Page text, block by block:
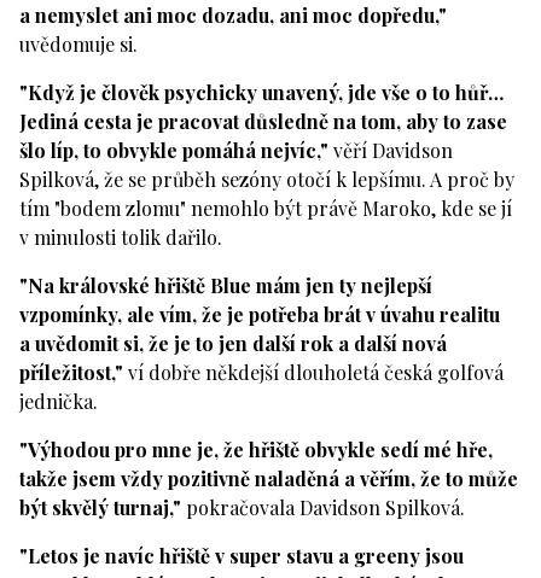
a nemyslet ani moc dozadu, ani moc dopředu,"
uvědomuje si.
"Když je člověk psychicky unavený, jde vše o to hůř…
Jediná cesta je pracovat důsledně na tom, aby to zase
šlo líp, to obvykle pomáhá nejvíc," věří Davidson
Spilková, že se průběh sezóny otočí k lepšímu. A proč by
tím "bodem zlomu" nemohlo být právě Maroko, kde se jí
v minulosti tolik dařilo.
"Na královské hřiště Blue mám jen ty nejlepší
vzpomínky, ale vím, že je potřeba brát v úvahu realitu
a uvědomit si, že je to jen další rok a další nová
příležitost," ví dobře někdejší dlouholetá česká golfová
jednička.
"Výhodou pro mne je, že hřiště obvykle sedí mé hře,
takže jsem vždy pozitivně naladěná a věřím, že to může
být skvělý turnaj," pokračovala Davidson Spilková.
"Letos je navíc hřiště v super stavu a greeny jsou